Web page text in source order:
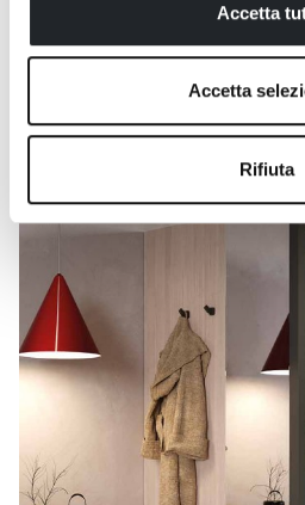
Accetta
Accetta
Rifiuta
Ontdek de
Oasis